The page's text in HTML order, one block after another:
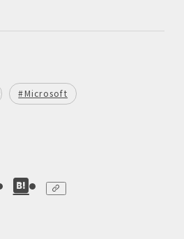
中にBIツールの翻訳アルバイトを経て、
フリーランスとして関わり2019年から
てジョイン。関心領域は、よりよい意思
#Microsoft